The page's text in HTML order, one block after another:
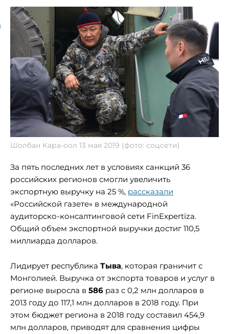
Шолбан Кара-оол 13 мая 2019 (фото: соцсети)
За пять последних лет в условиях санкций 36
российских регионов смогли увеличить
экспортную выручку на 25 %, рассказали
«Российской газете» в международной
аудиторско-консалтинговой сети FinExpertiza.
Общий объем экспортной выручки достиг 110,5
миллиарда долларов.
Лидирует республика Тыва, которая граничит с
Монголией. Выручка от экспорта товаров и услуг в
регионе выросла в 586 раз с 0,2 млн долларов в
2013 году до 117,1 млн долларов в 2018 году. При
этом бюджет региона в 2018 году составил 454,9
млн долларов, приводят для сравнения цифры